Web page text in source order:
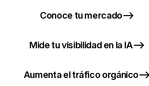
Conoce tu mercado
Mide tu visibilidad en la IA
Aumenta el tráfico orgánico